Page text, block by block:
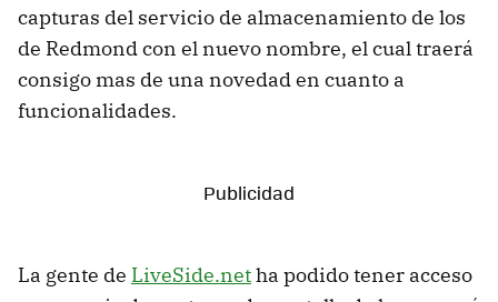
capturas del servicio de almacenamiento de los
de Redmond con el nuevo nombre, el cual traerá
consigo mas de una novedad en cuanto a
funcionalidades.
La gente de LiveSide.netha podido tener acceso